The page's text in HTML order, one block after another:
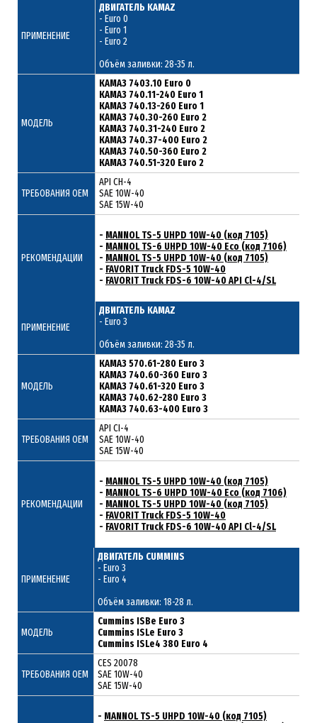
ПРИМЕНЕНИЕ
ДВИГАТЕЛЬ KAMAZ
- Euro 0
- Euro 1
- Euro 2
Объём заливки: 28-35 л.
МОДЕЛЬ
КАМАЗ 7403.10 Euro 0
КАМАЗ 740.11-240 Euro 1
КАМАЗ 740.13-260 Euro 1
КАМАЗ 740.30-260 Euro 2
КАМАЗ 740.31-240 Euro 2
КАМАЗ 740.37-400 Euro 2
КАМАЗ 740.50-360 Euro 2
КАМАЗ 740.51-320 Euro 2
ТРЕБОВАНИЯ ОЕМ
API CH-4
SAE 10W-40
SAE 15W-40
РЕКОМЕНДАЦИИ
- MANNOL TS-5 UHPD 10W-40 (код 7105)
- MANNOL TS-6 UHPD 10W-40 Eco (код 7106)
- MANNOL TS-5 UHPD 10W-40 (код 7105)
- FAVORIT Truck FDS-5 10W-40
- FAVORIT Truck FDS-6 10W-40 API Cl-4/SL
ПРИМЕНЕНИЕ
ДВИГАТЕЛЬ KAMAZ
- Euro 3
Объём заливки: 28-35 л.
МОДЕЛЬ
КАМАЗ 570.61-280 Euro 3
КАМАЗ 740.60-360 Euro 3
КАМАЗ 740.61-320 Euro 3
КАМАЗ 740.62-280 Euro 3
КАМАЗ 740.63-400 Euro 3
ТРЕБОВАНИЯ ОЕМ
API CI-4
SAE 10W-40
SAE 15W-40
РЕКОМЕНДАЦИИ
- MANNOL TS-5 UHPD 10W-40 (код 7105)
- MANNOL TS-6 UHPD 10W-40 Eco (код 7106)
- MANNOL TS-5 UHPD 10W-40 (код 7105)
- FAVORIT Truck FDS-5 10W-40
- FAVORIT Truck FDS-6 10W-40 API Cl-4/SL
ПРИМЕНЕНИЕ
ДВИГАТЕЛЬ CUMMINS
- Euro 3
- Euro 4
Объём заливки: 18-28 л.
МОДЕЛЬ
Cummins ISBe Euro 3
Cummins ISLe Euro 3
Cummins ISLe4 380 Euro 4
ТРЕБОВАНИЯ ОЕМ
CES 20078
SAE 10W-40
SAE 15W-40
- MANNOL TS-5 UHPD 10W-40 (код 7105)